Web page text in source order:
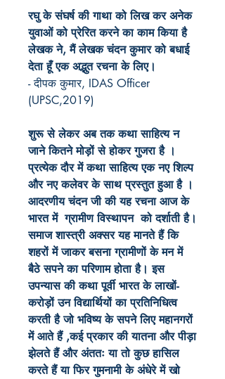
रघु के संघर्ष की गाथा को लिख कर अनेक
युवाओं को प्रेरित करने का काम किया है
लेखक ने, मैं लेखक चंदन कुमार को बधाई
देता हूँ एक अद्भुत रचना के लिए।
- दीपक कुमार, IDAS Officer
(UPSC,2019)
शुरू से लेकर अब तक कथा साहित्य न
जाने कितने मोड़ों से होकर गुजरा है ।
प्रत्येक दौर में कथा साहित्य एक नए शिल्प
और नए कलेवर के साथ प्रस्तुत हुआ है ।
आदरणीय चंदन जी की यह रचना आज के
भारत में ग्रामीण विस्थापन को दर्शाती है।
समाज शास्त्री अक्सर यह मानते हैं कि
शहरों में जाकर बसना ग्रामीणों के मन में
बैठे सपने का परिणाम होता है। इस
उपन्यास की कथा पूर्वी भारत के लाखों-
करोड़ों उन विद्यार्थियों का प्रतिनिधित्व
करती है जो भविष्य के सपने लिए महानगरों
में आते हैं ,कई प्रकार की यातना और पीड़ा
झेलते हैं और अंततः या तो कुछ हासिल
करते हैं या फिर गुमनामी के अंधेरे में खो